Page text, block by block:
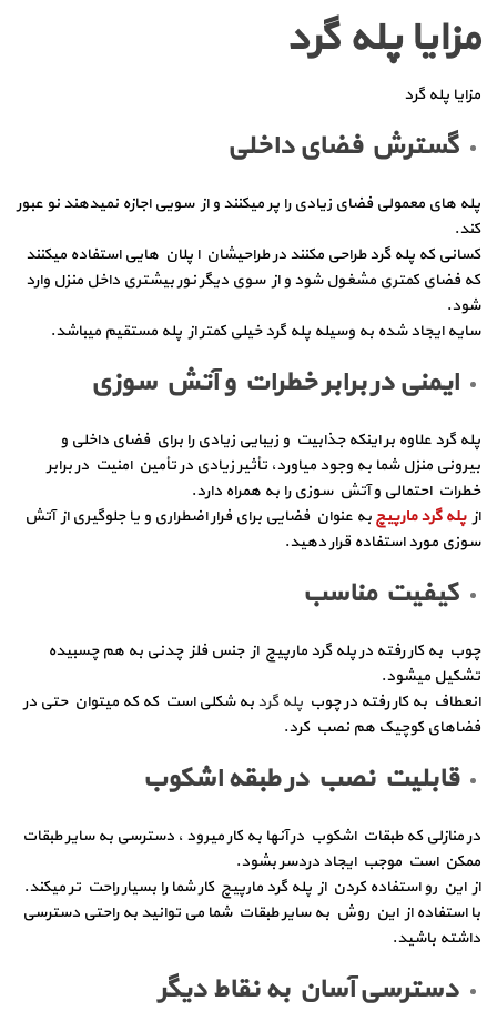
مزایا پله گرد
مزایا پله گرد
گسترش فضای داخلی
پله های معمولی فضای زیادی را پر میکنند و از سویی اجازه نمیدهند نو عبور
کند.
کسانی که پله گرد طراحی مکنند در طراحیشان ا پلان هایی استفاده میکنند
که فضای کمتری مشغول شود و از سوی دیگر نور بیشتری داخل منزل وارد
شود.
سایه ایجاد شده به وسیله پله گرد خیلی کمتر از پله مستقیم میباشد.
ایمنی در برابر خطرات و آتش سوزی
پله گرد علاوه بر اینکه جذابیت و زیبایی زیادی را برای فضای داخلی و
بیرونی منزل شما به وجود میاورد، تأثیر زیادی در تأمین امنیت در برابر
خطرات احتمالی و آتش سوزی را به همراه دارد.
ازپله گرد مارپیچبه عنوان فضایی برای فرار اضطراری و یا جلوگیری از آتش
سوزی مورد استفاده قرار دهید.
کیفیت مناسب
چوب به کار رفته در پله گرد مارپیچ از جنس فلز چدنی به هم چسبیده
تشکیل میشود.
انعطاف به کار رفته در چوب پله گردبه شکلی است که که میتوان حتی در
فضاهای کوچیک هم نصب کرد.
قابلیت نصب در طبقه اشکوب
در منازلی که طبقات اشکوب در آنها به کار میرود ، دسترسی به سایر طبقات
ممکن است موجب ایجاد دردسر بشود.
از این رو استفاده کردن از پله گرد مارپیچ کار شما را بسیار راحت تر میکند.
با استفاده از این روش به سایر طبقات شما می توانید به راحتی دسترسی
داشته باشید.
دسترسی آسان به نقاط دیگر